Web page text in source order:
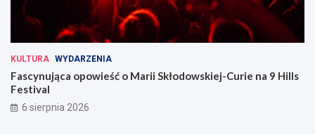
KULTURA WYDARZENIA
Fascynująca opowieść o Marii Skłodowskiej-Curie na 9 Hills
Festival
6 sierpnia 2026